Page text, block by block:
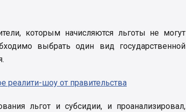
которым начисляются льготы не могут
выбрать один вид государственной
реалити-шоу от правительства
льгот и субсидии, и проанализировал,